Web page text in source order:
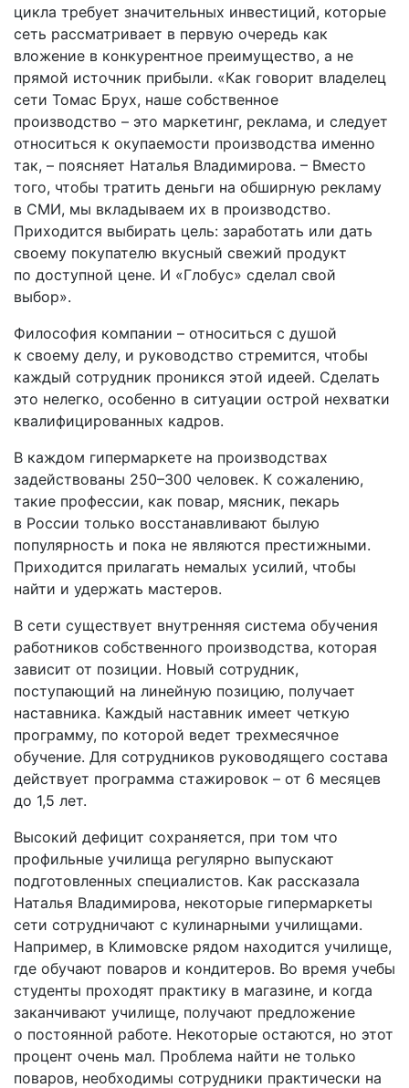
цикла требует значительных инвестиций, которые
сеть рассматривает в первую очередь как
вложение в конкурентное преимущество, а не
прямой источник прибыли. «Как говорит владелец
сети Томас Брух, наше собственное
производство – это маркетинг, реклама, и следует
относиться к окупаемости производства именно
так, – поясняет Наталья Владимирова. – Вместо
того, чтобы тратить деньги на обширную рекламу
в СМИ, мы вкладываем их в производство.
Приходится выбирать цель: заработать или дать
своему покупателю вкусный свежий продукт
по доступной цене. И «Глобус» сделал свой
выбор».
Философия компании – относиться с душой
к своему делу, и руководство стремится, чтобы
каждый сотрудник проникся этой идеей. Сделать
это нелегко, особенно в ситуации острой нехватки
квалифицированных кадров.
В каждом гипермаркете на производствах
задействованы 250–300 человек. К сожалению,
такие профессии, как повар, мясник, пекарь
в России только восстанавливают былую
популярность и пока не являются престижными.
Приходится прилагать немалых усилий, чтобы
найти и удержать мастеров.
В сети существует внутренняя система обучения
работников собственного производства, которая
зависит от позиции. Новый сотрудник,
поступающий на линейную позицию, получает
наставника. Каждый наставник имеет четкую
программу, по которой ведет трехмесячное
обучение. Для сотрудников руководящего состава
действует программа стажировок – от 6 месяцев
до 1,5 лет.
Высокий дефицит сохраняется, при том что
профильные училища регулярно выпускают
подготовленных специалистов. Как рассказала
Наталья Владимирова, некоторые гипермаркеты
сети сотрудничают с кулинарными училищами.
Например, в Климовске рядом находится училище,
где обучают поваров и кондитеров. Во время учебы
студенты проходят практику в магазине, и когда
заканчивают училище, получают предложение
о постоянной работе. Некоторые остаются, но этот
процент очень мал. Проблема найти не только
поваров, необходимы сотрудники практически на